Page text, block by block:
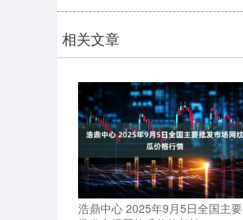
相关文章
浩鼎中心 2025年9月5日全国主要